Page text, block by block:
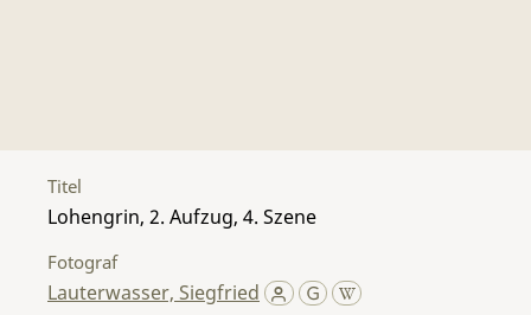
Titel
Lohengrin, 2. Aufzug, 4. Szene
Fotograf
Lauterwasser, Siegfried